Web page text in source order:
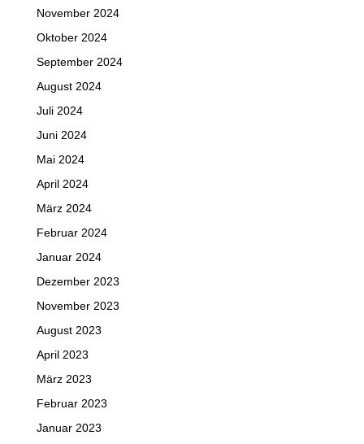
November 2024
Oktober 2024
September 2024
August 2024
Juli 2024
Juni 2024
Mai 2024
April 2024
März 2024
Februar 2024
Januar 2024
Dezember 2023
November 2023
August 2023
April 2023
März 2023
Februar 2023
Januar 2023